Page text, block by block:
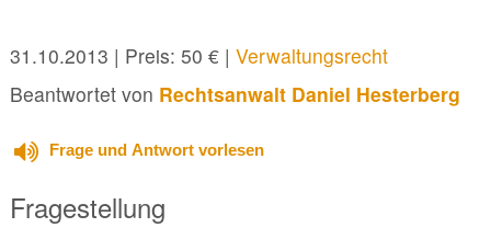
31.10.2013 | Preis: 50 € | Verwaltungsrecht
Beantwortet von Rechtsanwalt Daniel Hesterberg
Frage und Antwort vorlesen
Fragestellung